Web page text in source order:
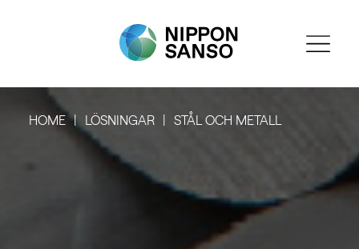
HOME LÖSNINGAR STÅL OCH METALL